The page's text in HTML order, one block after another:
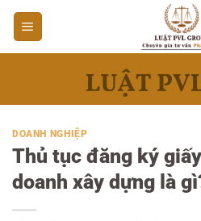
Bỏ
qua
nội
DOANH NGHIỆP
Thủ tục đăng ký
doanh xây dựng là